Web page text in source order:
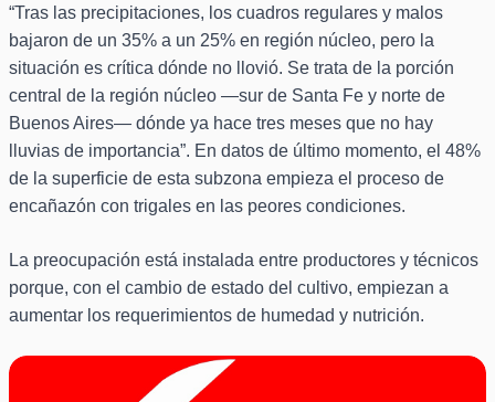
“Tras las precipitaciones, los cuadros regulares y malos
bajaron de un 35% a un 25% en región núcleo, pero la
situación es crítica dónde no llovió. Se trata de la porción
central de la región núcleo —sur de Santa Fe y norte de
Buenos Aires— dónde ya hace tres meses que no hay
lluvias de importancia”. En datos de último momento, el 48%
de la superficie de esta subzona empieza el proceso de
encañazón con trigales en las peores condiciones.
La preocupación está instalada entre productores y técnicos
porque, con el cambio de estado del cultivo, empiezan a
aumentar los requerimientos de humedad y nutrición.